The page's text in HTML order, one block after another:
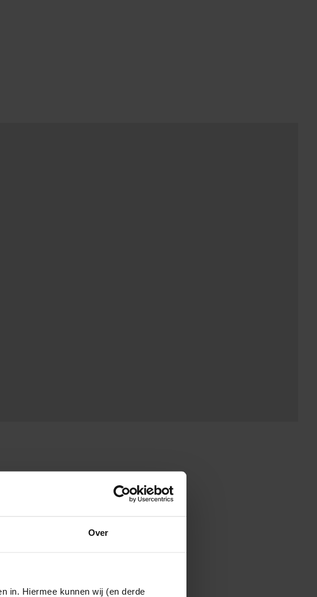
Over
in. Hiermee kunnen wij (en derde